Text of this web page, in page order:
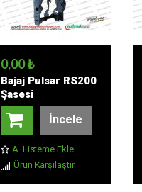
0,00 ₺
Bajaj Pulsar RS200
Şasesi
İncele
A. Listeme Ekle
Ürün Karşılaştır